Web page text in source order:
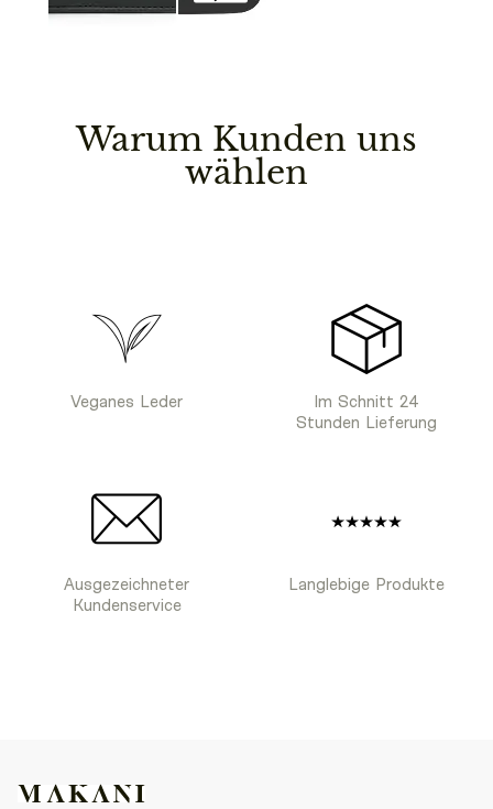
Warum Kunden uns
wählen
Veganes Leder
Im Schnitt 24
Stunden Lieferung
Ausgezeichneter
Kundenservice
Langlebige Produkte